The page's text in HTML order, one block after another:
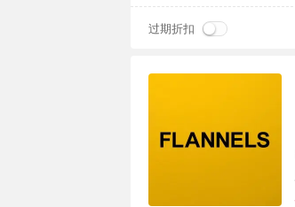
过期折扣